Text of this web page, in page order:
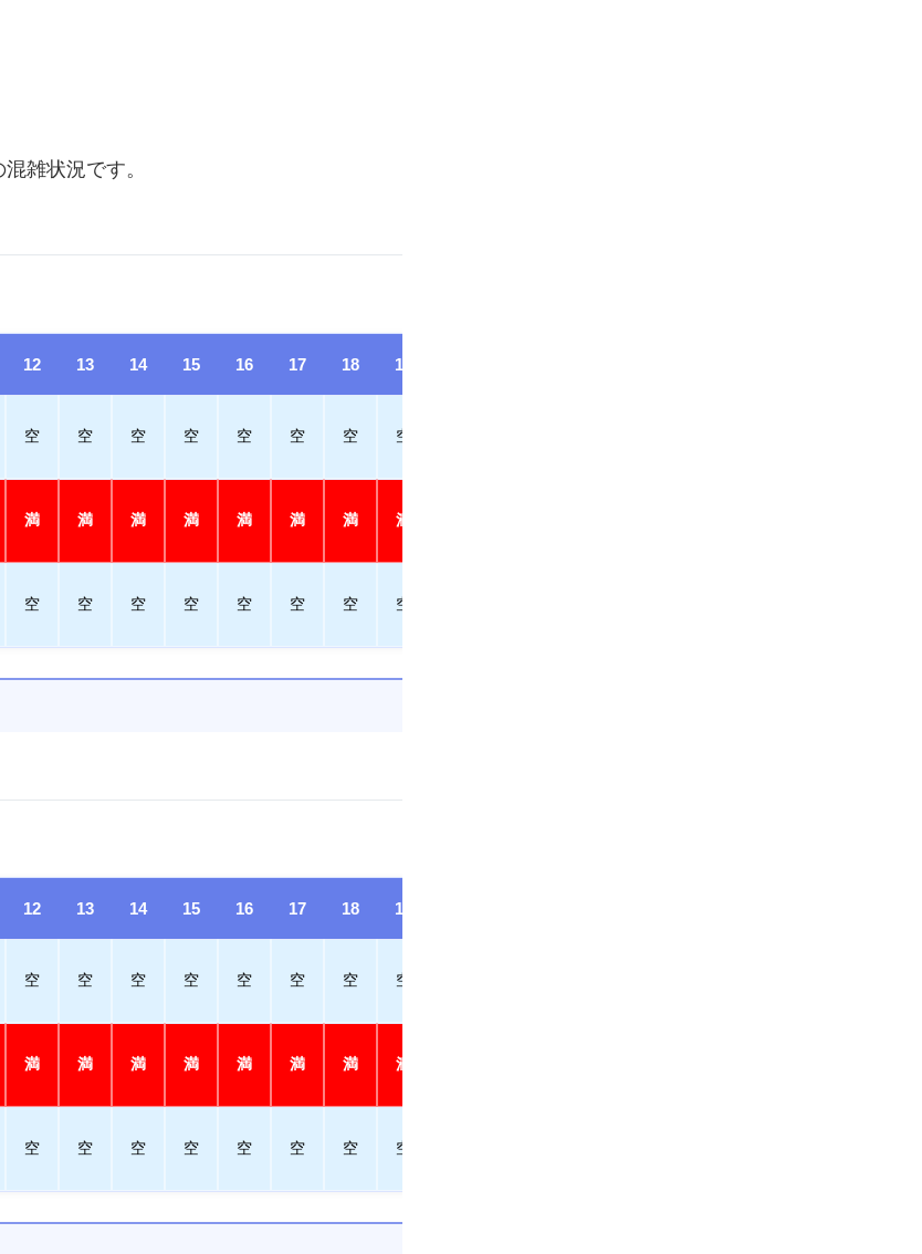
雑状況です。
12 13 14 15 16 17 18 19
空 空 空 空 空 空 空 空
満 満 満 満 満 満 満 満
空 空 空 空 空 空 空 空
12 13 14 15 16 17 18 19
空 空 空 空 空 空 空 空
満 満 満 満 満 満 満 満
空 空 空 空 空 空 空 空